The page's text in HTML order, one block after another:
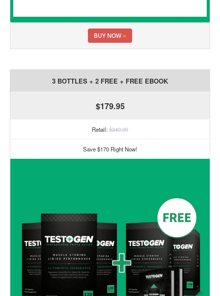
BUY NOW»
3 BOTTLES + 2 FREE + FREE EBOOK
$179.95
Retail:$349.99
Save $170 Right Now!